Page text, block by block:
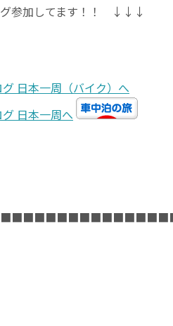
加してます！！ ↓↓↓